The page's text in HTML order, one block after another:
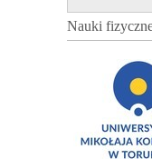
Nauki